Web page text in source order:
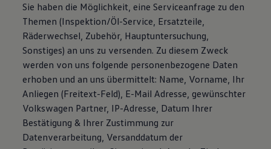
Sie haben die Möglichkeit, eine Serviceanfrage zu den
Themen (Inspektion/Öl-Service, Ersatzteile,
Räderwechsel, Zubehör, Hauptuntersuchung,
Sonstiges) an uns zu versenden. Zu diesem Zweck
werden von uns folgende personenbezogene Daten
erhoben und an uns übermittelt: Name, Vorname, Ihr
Anliegen (Freitext-Feld), E-Mail Adresse, gewünschter
Volkswagen Partner, IP-Adresse, Datum Ihrer
Bestätigung & Ihrer Zustimmung zur
Datenverarbeitung, Versanddatum der